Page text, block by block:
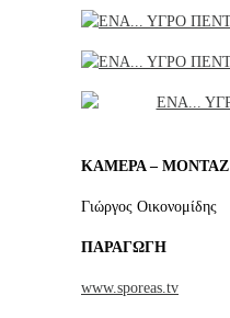
ΚΑΜΕΡΑ – ΜΟΝΤΑΖ
Γιώργος Οικονομίδης
ΠΑΡΑΓΩΓΗ
www.sporeas.tv